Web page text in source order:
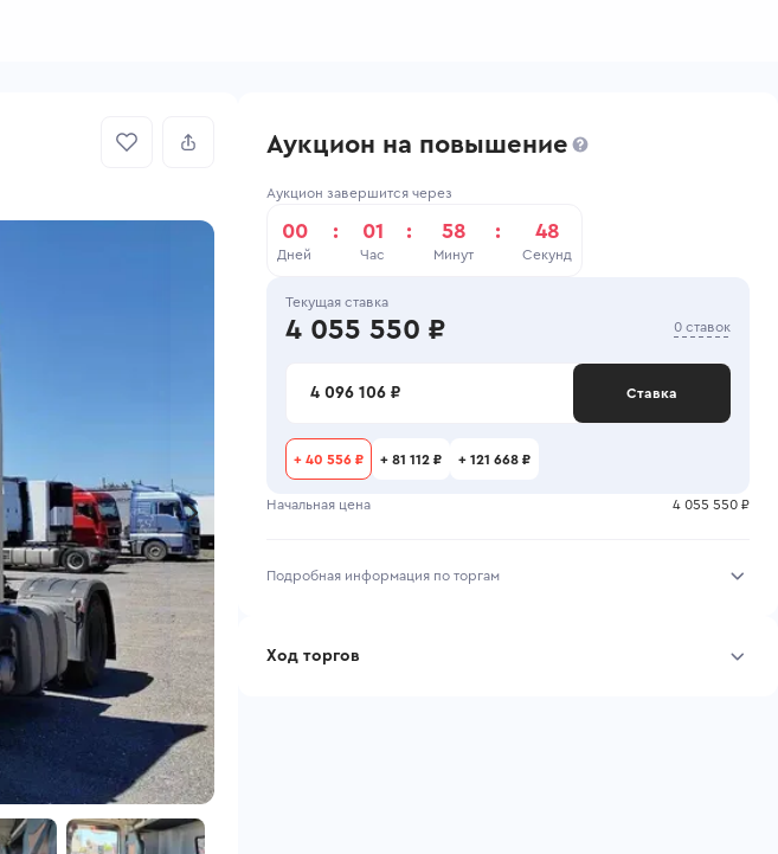
Аукцион на повышение
Аукцион завершится через
00
Дней
: 01
Час
: 58
Минут
: 48
Секунд
Текущая ставка
4 055 550 ₽ 0 ставок
4 096 106 ₽ Ставка
+ 40 556 ₽ + 81 112 ₽ + 121 668 ₽
Начальная цена 4 055 550 ₽
Подробная информация по торгам
Ход торгов